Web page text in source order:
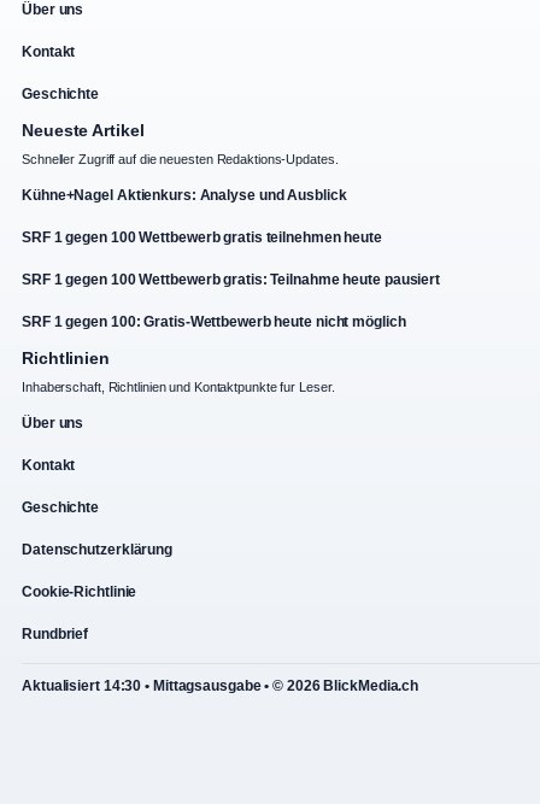
Über uns
Kontakt
Geschichte
Neueste Artikel
Schneller Zugriff auf die neuesten Redaktions-Updates.
Kühne+Nagel Aktienkurs: Analyse und Ausblick
SRF 1 gegen 100 Wettbewerb gratis teilnehmen heute
SRF 1 gegen 100 Wettbewerb gratis: Teilnahme heute pausiert
SRF 1 gegen 100: Gratis-Wettbewerb heute nicht möglich
Richtlinien
Inhaberschaft, Richtlinien und Kontaktpunkte fur Leser.
Über uns
Kontakt
Geschichte
Datenschutzerklärung
Cookie-Richtlinie
Rundbrief
Aktualisiert 14:30 • Mittagsausgabe • © 2026 BlickMedia.ch